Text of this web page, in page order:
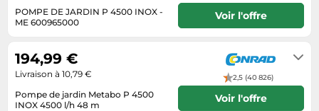
Robots de cuisine
Smartphones
Sèche-linge
Tablettes tactiles
POMPE DE JARDIN P 4500 INOX -
ME 600965000
Voir l'offre
Pompe de jardin Metabo P 4500
INOX 4500 l/h 48 m
2,5 (40 826)
194,99 €
Livraison à 10,79 €
Voir l'offre